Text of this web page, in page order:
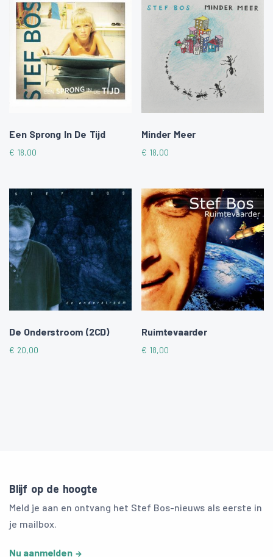
Een Sprong In De Tijd
€ 18,00
Minder Meer
€ 18,00
De Onderstroom (2CD)
€ 20,00
Ruimtevaarder
€ 18,00
Blijf op de hoogte
Meld je aan en ontvang het Stef Bos-nieuws als eerste in
je mailbox.
Nu aanmelden